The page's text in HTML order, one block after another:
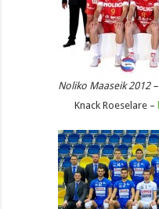
Noliko Maaseik 2012
Knack Roeselare –